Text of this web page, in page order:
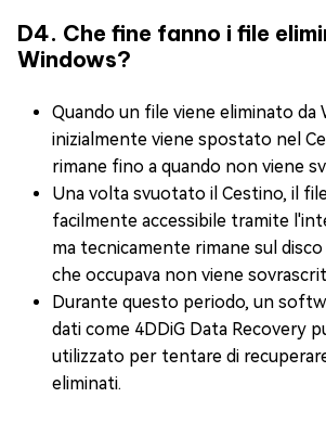
D4. Che fine fanno i file
Windows?
Quando un file viene eliminato da
inizialmente viene spostato nel
rimane fino a quando non viene
Una volta svuotato il Cestino, il
facilmente accessibile tramite
ma tecnicamente rimane sul
che occupava non viene
Durante questo periodo, un
dati come 4DDiG Data Recovery
utilizzato per tentare di
eliminati.